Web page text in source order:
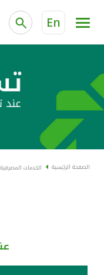
En
الخدمات المصرفية
الخدمات المصرفية
خدمة "بيتك"
الحسابات
البطاقات
الصفحة الرئيسية الخدمات